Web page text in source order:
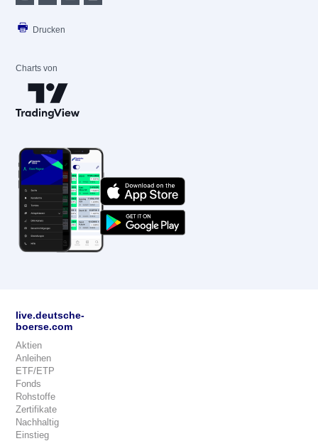
Drucken
Charts von
live.deutsche-
boerse.com
Aktien
Anleihen
ETF/ETP
Fonds
Rohstoffe
Zertifikate
Nachhaltig
Einstieg